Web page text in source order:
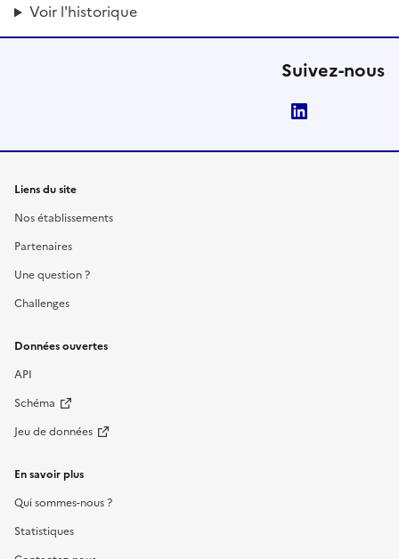
Voir l'historique
Suivez-nous
Liens du site
Nos établissements
Partenaires
Une question ?
Challenges
Données ouvertes
API
Schéma
Jeu de données
En savoir plus
Qui sommes-nous ?
Statistiques